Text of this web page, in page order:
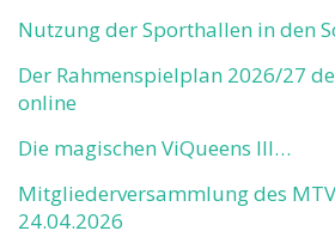
Nutzung der Sporthallen in den
Der Rahmenspielplan 2026/27
online
Die magischen ViQueens III…
Mitgliederversammlung des MTV
24.04.2026